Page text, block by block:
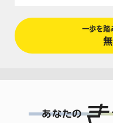
一歩を踏